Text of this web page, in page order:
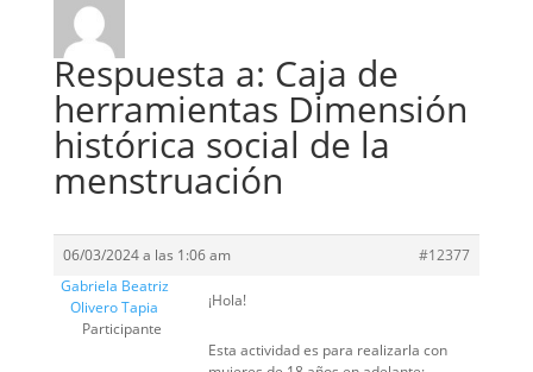
Respuesta a: Caja de
herramientas Dimensión
histórica social de la
menstruación
06/03/2024 a las 1:06 am
#12377
Gabriela Beatriz
Olivero Tapia
Participante
¡Hola!
Esta actividad es para realizarla con